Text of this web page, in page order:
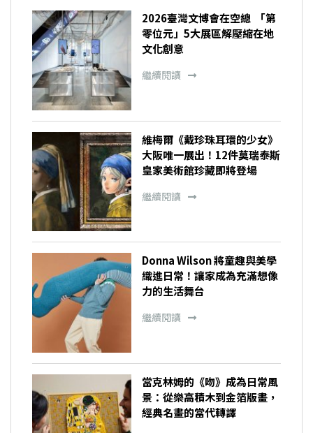
2026臺灣文博會在空總 「第
零位元」5大展區解壓縮在地
文化創意
繼續閱讀
維梅爾《戴珍珠耳環的少女》
大阪唯一展出！12件莫瑞泰斯
皇家美術館珍藏即將登場
繼續閱讀
Donna Wilson 將童趣與美學
織進日常！讓家成為充滿想像
力的生活舞台
繼續閱讀
當克林姆的《吻》成為日常風
景：從樂高積木到金箔版畫，
經典名畫的當代轉譯